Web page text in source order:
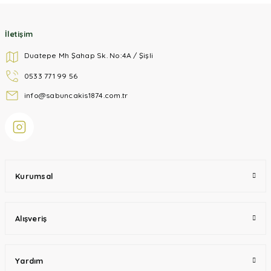
İletişim
Duatepe Mh Şahap Sk. No:4A / Şişli
0533 771 99 56
info@sabuncakis1874.com.tr
Kurumsal
Alışveriş
Yardım